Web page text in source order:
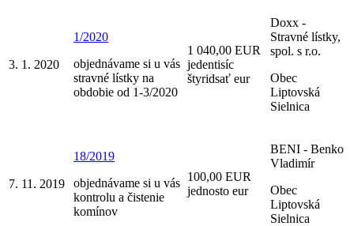
3. 1. 2020
1/2020
objednávame si u vás
stravné lístky na
obdobie od 1-3/2020
1 040,00 EUR
jedentisíc
štyridsať eur
Doxx -
Stravné lístky,
spol. s r.o.
Obec
Liptovská
Sielnica
7. 11. 2019
18/2019
objednávame si u vás
kontrolu a čistenie
komínov
100,00 EUR
jednosto eur
BENI - Benko
Vladimír
Obec
Liptovská
Sielnica